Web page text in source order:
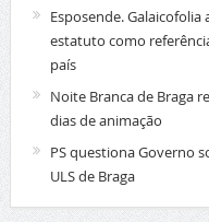
Esposende.
estatuto como
país
Noite Branca de Braga
dias de animação
PS questiona Governo
ULS de Braga